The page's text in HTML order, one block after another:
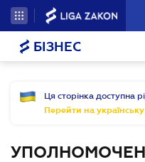
БІЗНЕС
Ця сторінка доступна
Перейти на українську